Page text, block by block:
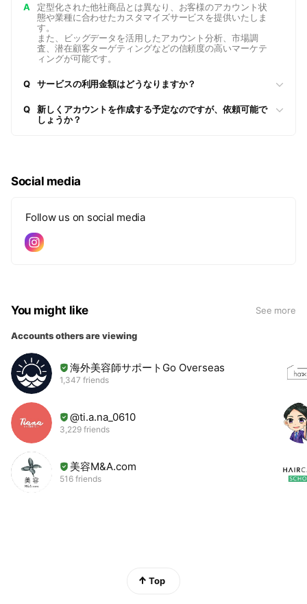
A
定型化された他社商品とは異なり、お客様のアカウント状
態や業種に合わせたカスタマイズサービスを提供いたしま
す。
また、ビッグデータを活用したアカウント分析、市場調
査、潜在顧客ターゲティングなどの信頼度の高いマーケテ
ィングが可能です。
Q サービスの利用金額はどうなりますか？
Q
新しくアカウントを作成する予定なのですが、依頼可能で
しょうか？
Social media
Follow us on social media
You might like See more
Accounts others are viewing
海外美容師サポートGo Overseas
1,347 friends
@ti.a.na_0610
3,229 friends
美容M&A.com
516 friends
Top